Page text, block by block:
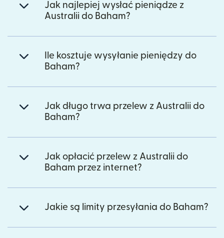
Jak najlepiej wysłać pieniądze z
Australii do Baham?
Ile kosztuje wysyłanie pieniędzy do
Baham?
Jak długo trwa przelew z Australii do
Baham?
Jak opłacić przelew z Australii do
Baham przez internet?
Jakie są limity przesyłania do Baham?